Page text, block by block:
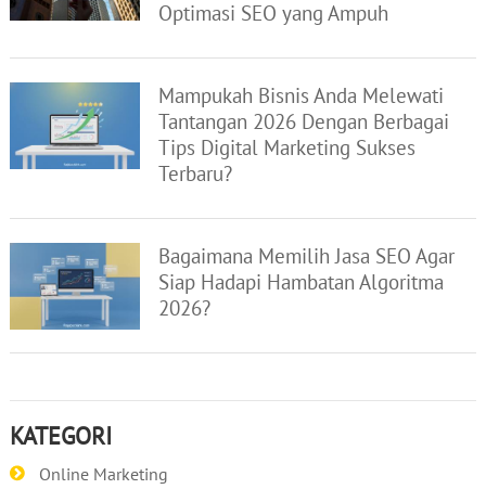
Optimasi SEO yang Ampuh
Mampukah Bisnis Anda Melewati
Tantangan 2026 Dengan Berbagai
Tips Digital Marketing Sukses
Terbaru?
Bagaimana Memilih Jasa SEO Agar
Siap Hadapi Hambatan Algoritma
2026?
KATEGORI
Online Marketing